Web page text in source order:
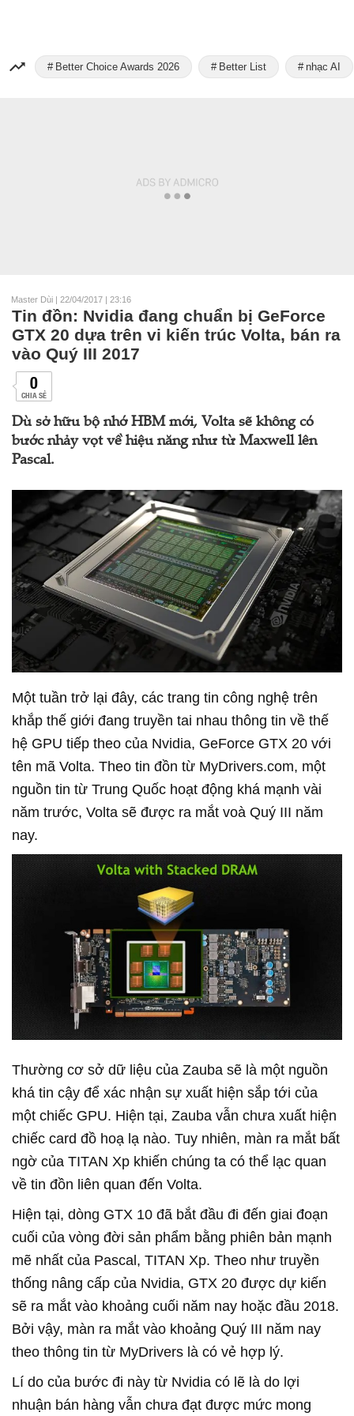
Better Choice Awards 2026 Better List nhạc AI
Master Dùi | 22/04/2017 | 23:16
Tin đồn: Nvidia đang chuẩn bị GeForce
GTX 20 dựa trên vi kiến trúc Volta, bán ra
vào Quý III 2017
0
CHIA SẺ
Dù sở hữu bộ nhớ HBM mới, Volta sẽ không có
bước nhảy vọt về hiệu năng như từ Maxwell lên
Pascal.
Một tuần trở lại đây, các trang tin công nghệ trên
khắp thế giới đang truyền tai nhau thông tin về thế
hệ GPU tiếp theo của Nvidia, GeForce GTX 20 với
tên mã Volta. Theo tin đồn từ MyDrivers.com, một
nguồn tin từ Trung Quốc hoạt động khá mạnh vài
năm trước, Volta sẽ được ra mắt voà Quý III năm
nay.
Thường cơ sở dữ liệu của Zauba sẽ là một nguồn
khá tin cậy để xác nhận sự xuất hiện sắp tới của
một chiếc GPU. Hiện tại, Zauba vẫn chưa xuất hiện
chiếc card đồ hoạ lạ nào. Tuy nhiên, màn ra mắt bất
ngờ của TITAN Xp khiến chúng ta có thể lạc quan
về tin đồn liên quan đến Volta.
Hiện tại, dòng GTX 10 đã bắt đầu đi đến giai đoạn
cuối của vòng đời sản phẩm bằng phiên bản mạnh
mẽ nhất của Pascal, TITAN Xp. Theo như truyền
thống nâng cấp của Nvidia, GTX 20 được dự kiến
sẽ ra mắt vào khoảng cuối năm nay hoặc đầu 2018.
Bởi vậy, màn ra mắt vào khoảng Quý III năm nay
theo thông tin từ MyDrivers là có vẻ hợp lý.
Lí do của bước đi này từ Nvidia có lẽ là do lợi
nhuận bán hàng vẫn chưa đạt được mức mong